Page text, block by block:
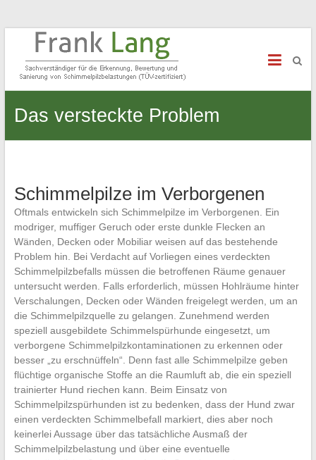
Schimmelexperte Frank Lang
Sachverständiger für Schimmelpilzbelastungen
Das versteckte Problem
Schimmelpilze im Verborgenen
Oftmals entwickeln sich Schimmelpilze im Verborgenen. Ein
modriger, muffiger Geruch oder erste dunkle Flecken an
Wänden, Decken oder Mobiliar weisen auf das bestehende
Problem hin. Bei Verdacht auf Vorliegen eines verdeckten
Schimmelpilzbefalls müssen die betroffenen Räume genauer
untersucht werden. Falls erforderlich, müssen Hohlräume hinter
Verschalungen, Decken oder Wänden freigelegt werden, um an
die Schimmelpilzquelle zu gelangen. Zunehmend werden
speziell ausgebildete Schimmelspürhunde eingesetzt, um
verborgene Schimmelpilzkontaminationen zu erkennen oder
besser „zu erschnüffeln“. Denn fast alle Schimmelpilze geben
flüchtige organische Stoffe an die Raumluft ab, die ein speziell
trainierter Hund riechen kann. Beim Einsatz von
Schimmelpilzspürhunden ist zu bedenken, dass der Hund zwar
einen verdeckten Schimmelbefall markiert, dies aber noch
keinerlei Aussage über das tatsächliche Ausmaß der
Schimmelpilzbelastung und über eine eventuelle